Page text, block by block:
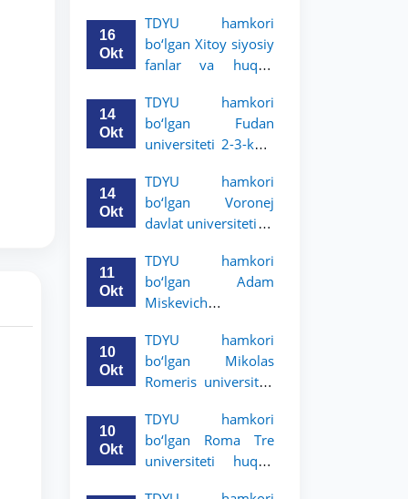
akademik mobillik
dasturini e’lon qildi
16
Okt
TDYU hamkori
bo‘lgan Xitoy siyosiy
fanlar va huquq
talabalari uchun
akademik mobillik
dasturini e’lon qildi
14
Okt
TDYU hamkori
bo‘lgan Fudan
universiteti 2-3-kurs
akademik mobillik
dasturini e’lon qildi
14
Okt
TDYU hamkori
bo‘lgan Voronej
davlat universiteti 2-
uchun akademik
mobillik dasturini
e’lon qildi
11
Okt
TDYU hamkori
bo‘lgan Adam
Miskevich
bosqich talabalari
uchun akademik
mobillik dasturini
10
Okt
TDYU hamkori
bo‘lgan Mikolas
Romeris universiteti
uchun akademik
mobillik dasturini
e’lon qildi
10
Okt
TDYU hamkori
bo‘lgan Roma Tre
universiteti huquq